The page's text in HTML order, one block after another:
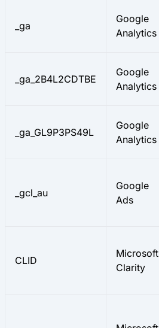
_ga
Google
Analytics
_ga_2B4L2CDTBE
Google
Analytics
_ga_GL9P3PS49L
Google
Analytics
_gcl_au
Google
Ads
CLID
Microsoft
Clarity